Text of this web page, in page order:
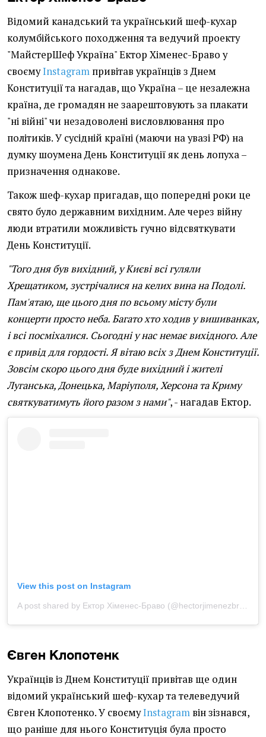
Відомий канадський та український шеф-кухар
колумбійського походження та ведучий проекту
"МайстерШеф Україна" Ектор Хіменес-Браво у
своємуInstagram привітав українців з Днем
Конституції та нагадав, що Україна – це незалежна
країна, де громадян не заарештовують за плакати
"ні війні" чи незадоволені висловлювання про
політиків. У сусідній країні (маючи на увазі РФ) на
думку шоумена День Конституції як день лопуха –
призначення однакове.
Також шеф-кухар пригадав, що попередні роки це
свято було державним вихідним. Але через війну
люди втратили можливість гучно відсвяткувати
День Конституції.
"Того дня був вихідний, у Києві всі гуляли
Хрещатиком, зустрічалися на келих вина на Подолі.
Пам'ятаю, ще цього дня по всьому місту були
концерти просто неба. Багато хто ходив у вишиванках,
і всі посміхалися. Сьогодні у нас немає вихідного. Але
є привід для гордості. Я вітаю всіх з Днем Конституції.
Зовсім скоро цього дня буде вихідний і жителі
Луганська, Донецька, Маріуполя, Херсона та Криму
святкуватимуть його разом з нами", - нагадав Ектор.
View this post on Instagram
A post shared by Ектор Хіменес-Браво (@hectorjimenezbravo)
Євген Клопотенк
Українців із Днем Конституції привітав ще один
відомий український шеф-кухар та телеведучий
Євген Клопотенко. У своємуInstagram він зізнався,
що раніше для нього Конституція була просто